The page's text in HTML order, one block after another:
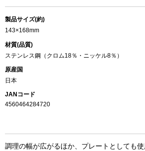
製品サイズ(約)
143×168mm
材質(品質)
ステンレス鋼（クロム18％・ニッケル8％）
原産国
日本
JANコード
4560464284720
調理の幅が広がるほか、プレートとしても